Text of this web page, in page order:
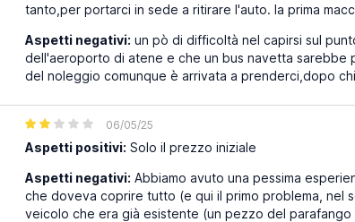
tanto,per portarci in sede a ritirare l'auto. la prima
Aspetti negativi: un pò di difficoltà nel capirsi sul
dell'aeroporto di atene e che un bus navetta sarebbe
del noleggio comunque è arrivata a prenderci,dopo
06/05/25
Aspetti positivi: Solo il prezzo iniziale
Aspetti negativi: Abbiamo avuto una pessima
che doveva coprire tutto (e qui il primo problema, nel
veicolo che era già esistente (un pezzo del